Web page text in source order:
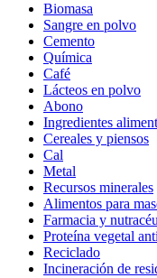
Biomasa
Sangre en polvo
Cemento
Química
Café
Lácteos en polvo
Abono
Ingredientes
Cereales y piensos
Cal
Metal
Recursos minerales
Alimentos para
Farmacia y
Proteína vegetal
Reciclado
Incineración de